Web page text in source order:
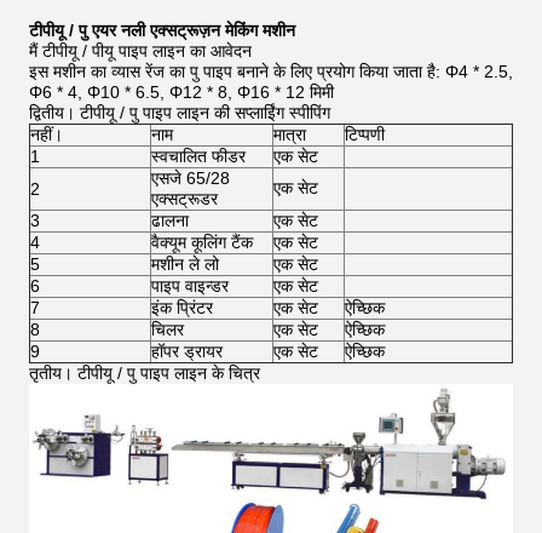
टीपीयू / पु एयर नली एक्सट्रूज़न मेकिंग मशीन
मैं टीपीयू / पीयू पाइप लाइन का आवेदन
इस मशीन का व्यास रेंज का पु पाइप बनाने के लिए प्रयोग किया जाता है: Φ4 * 2.5,
Φ6 * 4, Φ10 * 6.5, Φ12 * 8, Φ16 * 12 मिमी
द्वितीय। टीपीयू / पु पाइप लाइन की सप्लाईिंग स्पीपिंग
नहीं।
नाम मात्रा
टिप्पणी
1
स्वचालित फीडर
एक सेट
2
एसजे 65/28
एक्सट्रूडर
एक सेट
3
ढालना
एक सेट
4
वैक्यूम कूलिंग टैंक
एक सेट
5
मशीन ले लो
एक सेट
6
पाइप वाइन्डर
एक सेट
7
इंक प्रिंटर एक सेट
ऐच्छिक
8
चिलर एक सेट
ऐच्छिक
9
हॉपर ड्रायर एक सेट
ऐच्छिक
तृतीय। टीपीयू / पु पाइप लाइन के चित्र